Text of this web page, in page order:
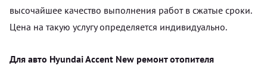
высочайшее качество выполнения работ в сжатые сроки.
Цена на такую услугу определяется индивидуально.
Для авто Hyundai Accent New ремонт отопителя